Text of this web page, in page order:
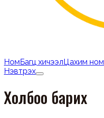
НомБагц хичээлЦахим ном
Нэвтрэх
Холбоо барих